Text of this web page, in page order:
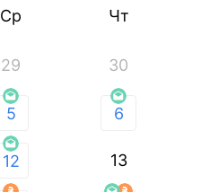
Ср Чт
29 30
5 6
12 13